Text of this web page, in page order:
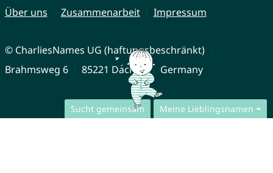
Sucht gemeinsam Meine Lieblingsnamen
Über uns
Zusammenarbeit Impressum
© CharliesNames UG (haftungsbeschränkt)
Brahmsweg 6
85221 Dachau Germany